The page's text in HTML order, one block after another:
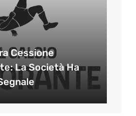
Cessione
La Società Ha